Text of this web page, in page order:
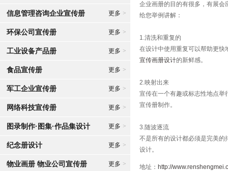
信息管理咨询企业宣传册 更多 >
环保公司宣传册 更多 >
工业设备产品册 更多 >
食品宣传册 更多 >
军工企业宣传册 更多 >
网络科技宣传册 更多 >
图录制作·图集·作品集设计 更多 >
纪念册设计 更多 >
物业画册 物业公司宣传册 更多 >
企业画册的目的有很多，有展会
给您举例讲解：
1.清洗和重复的
在设计中使用重复可以帮助更快
宣传画册设计的新鲜感。
2.映射出来
宣传在一个有趣或标志性地点举
宣传册制作。
3.随波逐流
不是所有的设计都必须是完美
设计。
地址： http://